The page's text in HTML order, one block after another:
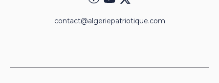
contact@algeriepatriotique.com